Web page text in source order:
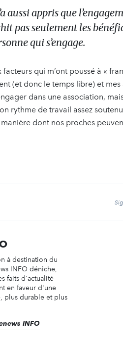
aussi appris que
pas seulement les
qui s’engage.
qui m’ont poussé à «
(et donc le temps libre) et mes
dans une association,
rythme de travail assez
dont nos proches
à destination du
INFO déniche,
faits d'actualité
en faveur d'une
plus durable et plus
INFO